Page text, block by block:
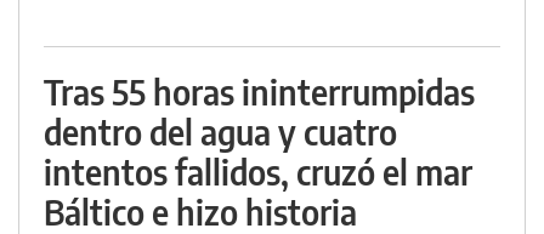
Tras 55 horas ininterrumpidas
dentro del agua y cuatro
intentos fallidos, cruzó el mar
Báltico e hizo historia